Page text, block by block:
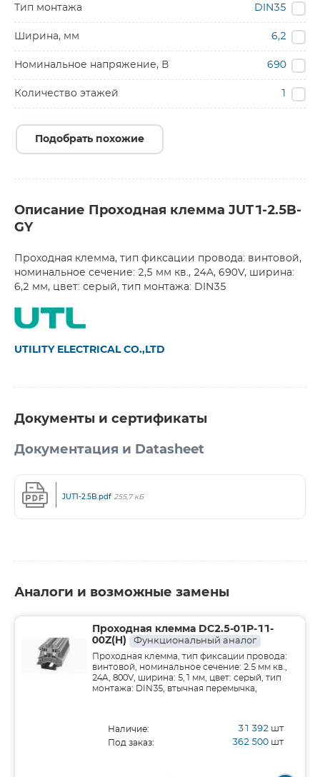
Тип монтажа DIN35
Ширина, мм 6,2
Номинальное напряжение, В 690
Количество этажей
Подобрать похожие
Описание Проходная клемма JUT1-2.5B-
GY
Проходная клемма, тип фиксации провода: винтовой,
номинальное сечение: 2,5 мм кв., 24A, 690V, ширина:
6,2 мм, цвет: серый, тип монтажа: DIN35
UTILITY ELECTRICAL CO.,LTD
Документы и сертификаты
Документация и Datasheet
JUT1-2.5B.pdf 255,7 кБ
Аналоги и возможные замены
Проходная клемма DC2.5-01P-11-
00Z(H)
Функциональный аналог
Проходная клемма, тип фиксации провода:
винтовой, номинальное сечение: 2.5 мм кв.,
24A, 800V, ширина: 5,1 мм, цвет: серый, тип
монтажа: DIN35, втычная перемычка,
Наличие: 31 392 шт
Под заказ: 362 500 шт